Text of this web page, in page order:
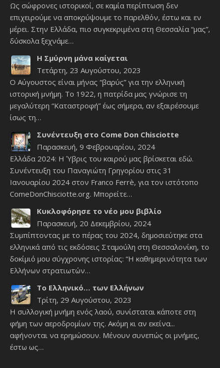
Ως σώφρονες ιστορικοί, σε καμία περίπτωση δεν
επιχειρούμε να αποκρύψουμε το παρελθόν, έστω και εν
μέρει. Στην Ελλάδα, πιο συγκεκριμένα στη Θεσσαλία “μας”,
δύσκολα ξεχνάμε…
Η Σμύρνη μάνα καίγεται
Τετάρτη, 23 Αυγούστου, 2023
Ο Αύγουστος είναι μήνας “βαρύς” για την ελληνική
ιστορική μνήμη. Το 1922, η πατρίδα μας γνώρισε τη
μεγαλύτερη “Καταστροφή” έως σήμερα, αν εξαιρέσουμε
ίσως τη…
Συνέντευξη στο Come Don Chisciotte
Παρασκευή, 9 Φεβρουαρίου, 2024
Ελλάδα 2024: Η Ύβρις του καιρού μας βρίσκεται εδώ.
Συνέντευξη του Παναγιώτη Γρηγορίου στις 31
Ιανουαρίου 2024 στον Franco Ferrè, για τον ιστότοπο
ComeDonChisciotte.org. Μπορείτε…
Κυκλοφόρησε το νέο μου βιβλίο
Παρασκευή, 20 Δεκεμβρίου, 2024
Συμπίπτοντας με το πέρας του 2024, δημοσιεύτηκε στα
ελληνικά από τις εκδόσεις Σταμούλη στη Θεσσαλονίκη, το
δοκίμιό μου σύγχρονης ιστορίας: “Η καθημερινότητα των
Ελλήνων στρατιωτών…
Το Ελληνικό… των Ελλήνων
Τρίτη, 29 Αυγούστου, 2023
Η συλλογική μνήμη ενός λαού, συνίσταται κάποτε στη
φήμη των αεροδρομίων της. Ακόμη κι αν εκείνα...
αφήνονται να ερημώσουν. Μένουν συνεπώς οι μνήμες,
έστω ως…